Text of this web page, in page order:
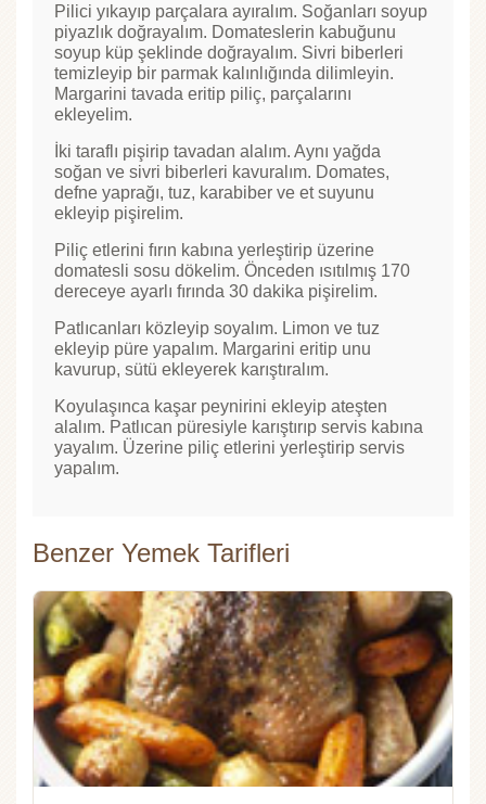
Pilici yıkayıp parçalara ayıralım. Soğanları soyup
piyazlık doğrayalım. Domateslerin kabuğunu
soyup küp şeklinde doğrayalım. Sivri biberleri
temizleyip bir parmak kalınlığında dilimleyin.
Margarini tavada eritip piliç, parçalarını
ekleyelim.
İki taraflı pişirip tavadan alalım. Aynı yağda
soğan ve sivri biberleri kavuralım. Domates,
defne yaprağı, tuz, karabiber ve et suyunu
ekleyip pişirelim.
Piliç etlerini fırın kabına yerleştirip üzerine
domatesli sosu dökelim. Önceden ısıtılmış 170
dereceye ayarlı fırında 30 dakika pişirelim.
Patlıcanları közleyip soyalım. Limon ve tuz
ekleyip püre yapalım. Margarini eritip unu
kavurup, sütü ekleyerek karıştıralım.
Koyulaşınca kaşar peynirini ekleyip ateşten
alalım. Patlıcan püresiyle karıştırıp servis kabına
yayalım. Üzerine piliç etlerini yerleştirip servis
yapalım.
Benzer Yemek Tarifleri